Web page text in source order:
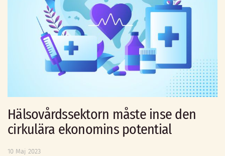
Hälsovårdssektorn måste inse den
cirkulära ekonomins potential
10 Maj 2023